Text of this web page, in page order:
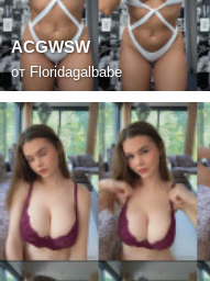
ACGWSW
от Floridagalbabe